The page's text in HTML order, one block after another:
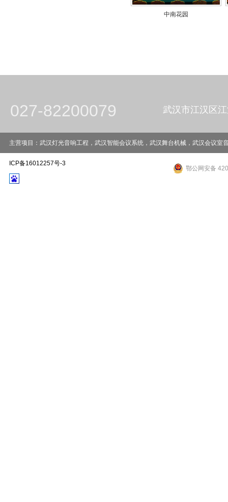
中南花园
027-82200079 武汉市江汉区
主营项目：武汉灯光音响工程，武汉智能会议系统，武汉舞台机械，武汉会议
ICP备16012257号-3
鄂公网安备